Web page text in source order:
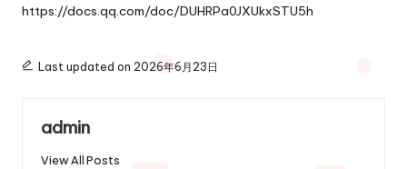
https://docs.qq.com/doc/DUHRPa0JXUkxSTU5h
Last updated on 2026年6月23日
admin
View All Posts